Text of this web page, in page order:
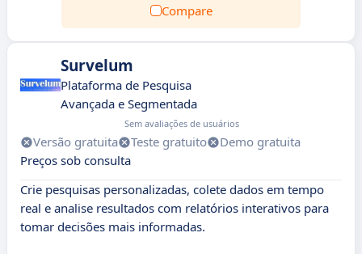
Compare
Survelum
Plataforma de Pesquisa
Avançada e Segmentada
Sem avaliações de usuários
Versão gratuita Teste gratuito
Demo gratuita
Preços sob consulta
Crie pesquisas personalizadas, colete dados em tempo
real e analise resultados com relatórios interativos para
tomar decisões mais informadas.